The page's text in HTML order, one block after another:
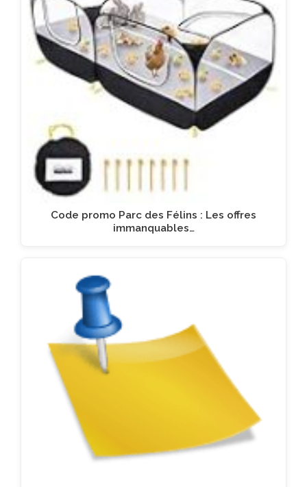
Code promo Parc des Félins : Les offres
immanquables…